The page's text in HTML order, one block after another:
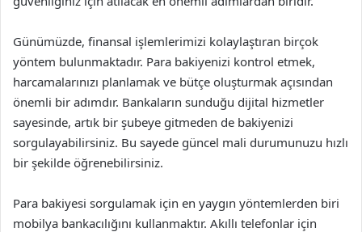
Günümüzde, finansal işlemlerimizi kolaylaştıran birçok
yöntem bulunmaktadır. Para bakiyenizi kontrol etmek,
harcamalarınızı planlamak ve bütçe oluşturmak açısından
önemli bir adımdır. Bankaların sunduğu dijital hizmetler
sayesinde, artık bir şubeye gitmeden de bakiyenizi
sorgulayabilirsiniz. Bu sayede güncel mali durumunuzu hızlı
bir şekilde öğrenebilirsiniz.
Para bakiyesi sorgulamak için en yaygın yöntemlerden biri
mobilya bankacılığını kullanmaktır. Akıllı telefonlar için